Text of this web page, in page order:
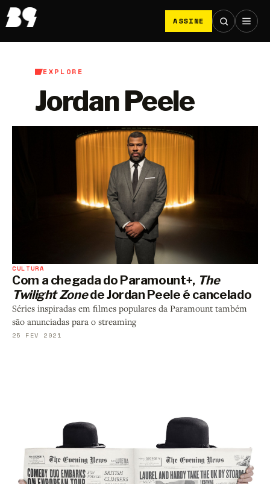
ASSINE
EXPLORE
Jordan Peele
CULTURA
Com a chegada do Paramount+, The
Twilight Zonede Jordan Peele é cancelado
Séries inspiradas em filmes populares da Paramount também
são anunciadas para o streaming
25 FEV 2021